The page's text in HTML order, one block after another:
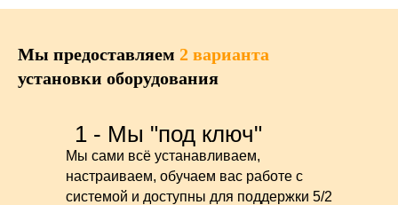
Мы предоставляем 2 варианта
установки оборудования
Мы сами всё устанавливаем,
настраиваем, обучаем вас работе с
системой и доступны для поддержки 5/2
1 - Мы "под ключ"